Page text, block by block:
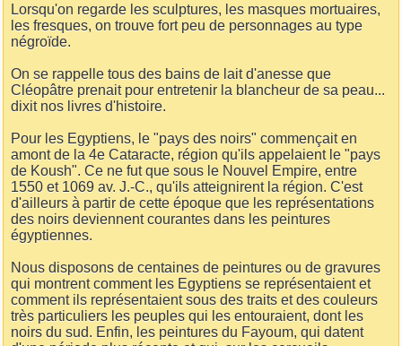
Lorsqu'on regarde les sculptures, les masques mortuaires,
les fresques, on trouve fort peu de personnages au type
négroïde.
On se rappelle tous des bains de lait d'anesse que
Cléopâtre prenait pour entretenir la blancheur de sa peau...
dixit nos livres d'histoire.
Pour les Egyptiens, le "pays des noirs" commençait en
amont de la 4e Cataracte, région qu'ils appelaient le "pays
de Koush". Ce ne fut que sous le Nouvel Empire, entre
1550 et 1069 av. J.-C., qu'ils atteignirent la région. C'est
d'ailleurs à partir de cette époque que les représentations
des noirs deviennent courantes dans les peintures
égyptiennes.
Nous disposons de centaines de peintures ou de gravures
qui montrent comment les Egyptiens se représentaient et
comment ils représentaient sous des traits et des couleurs
très particuliers les peuples qui les entouraient, dont les
noirs du sud. Enfin, les peintures du Fayoum, qui datent